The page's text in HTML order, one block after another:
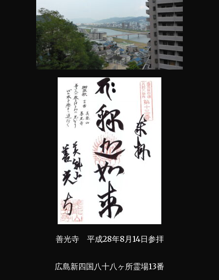
善光寺 平成28年8月14日参拝
広島新四国八十八ヶ所霊場13番